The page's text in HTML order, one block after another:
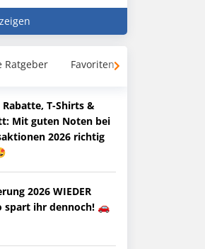
Ratgeber Favoriten
T-Shirts &
Mit guten Noten bei
2026 richtig
2026 WIEDER
spart ihr dennoch! 🚗